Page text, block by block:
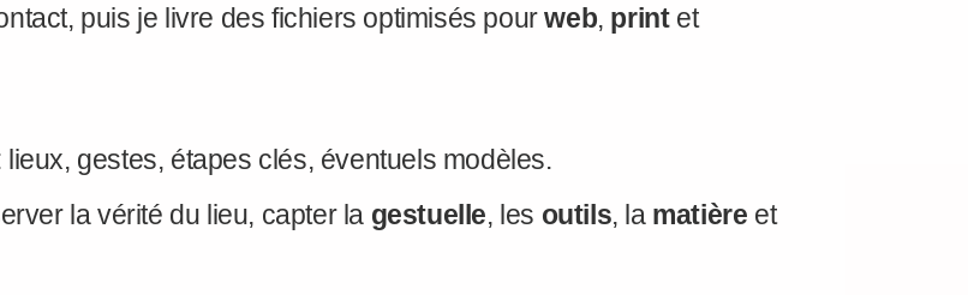
puis je livre des fichiers optimisés pourweb, printet
gestes, étapes clés, éventuels modèles.
la vérité du lieu, capter la gestuelle, les outils, la matière et